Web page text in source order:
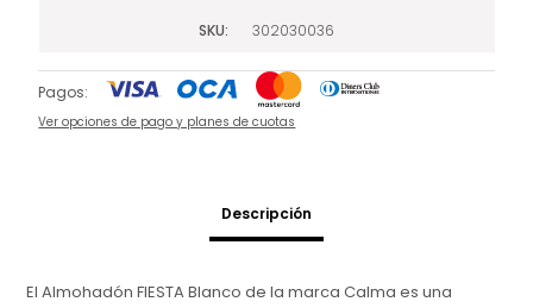
SKU 302030036
Pagos:
Ver opciones de pago y planes de cuotas
Descripción
El Almohadón FIESTA Blanco de la marca Calma es una